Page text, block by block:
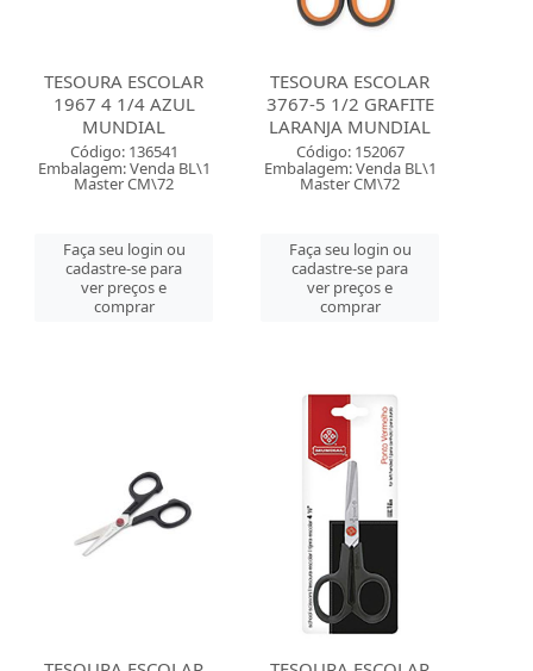
TESOURA ESCOLAR
1967 4 1/4 AZUL
MUNDIAL
Código: 136541
Embalagem: Venda BL\1
Master CM\72
Faça seu login ou
cadastre-se para
ver preços e
comprar
TESOURA ESCOLAR
3767-5 1/2 GRAFITE
LARANJA MUNDIAL
Código: 152067
Embalagem: Venda BL\1
Master CM\72
Faça seu login ou
cadastre-se para
ver preços e
comprar